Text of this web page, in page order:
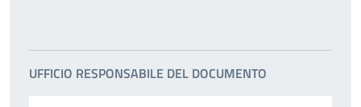
UFFICIO RESPONSABILE DEL DOCUMENTO